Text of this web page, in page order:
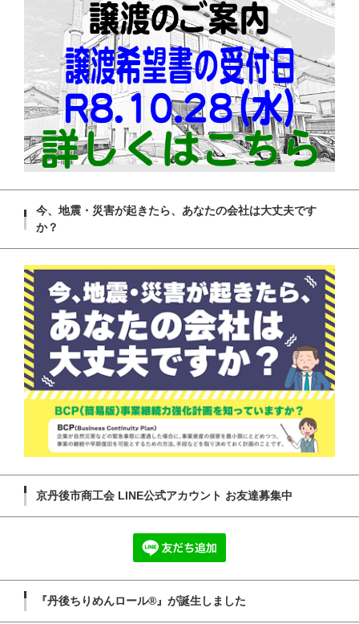
今、地震・災害が起きたら、あなたの会社は大丈夫です
か？
京丹後市商工会 LINE公式アカウント お友達募集中
『丹後ちりめんロール®』が誕生しました